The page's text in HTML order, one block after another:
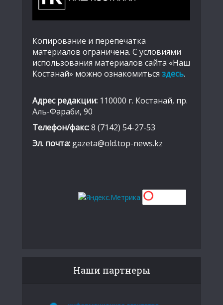
Копирование и перепечатка
материалов ограничена. С условиями
использования материалов сайта «Наш
Костанай» можно ознакомиться здесь.
Адрес редакции: 110000 г. Костанай, пр.
Аль-Фараби, 90
Телефон/факс:8 (7142) 54-27-53
Эл. почта: gazeta@old.top-news.kz
Наши партнеры